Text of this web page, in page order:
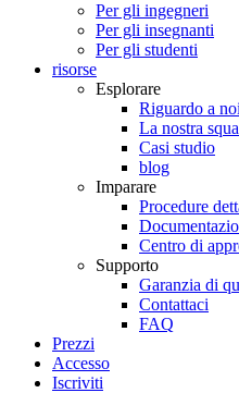
Per gli ingegneri
Per gli insegnanti
Per gli studenti
risorse
Esplorare
Riguardo a noi
La nostra
Casi studio
blog
Imparare
Procedure
Centro di
Supporto
Garanzia di
Contattaci
FAQ
Prezzi
Accesso
Iscriviti